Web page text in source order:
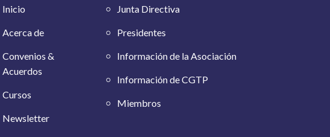
Inicio
Acerca de
Convenios &
Acuerdos
Cursos
Newsletter
Junta Directiva
Presidentes
Información de la Asociación
Información de CGTP
Miembros